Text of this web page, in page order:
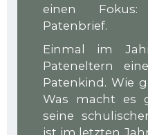
einen
Patenbrief.
Einmal im
Pateneltern
Patenkind. Wie
Was macht es
seine
ist im letzten